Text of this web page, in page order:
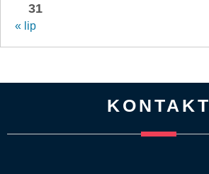
31
« lip
KONTAKT